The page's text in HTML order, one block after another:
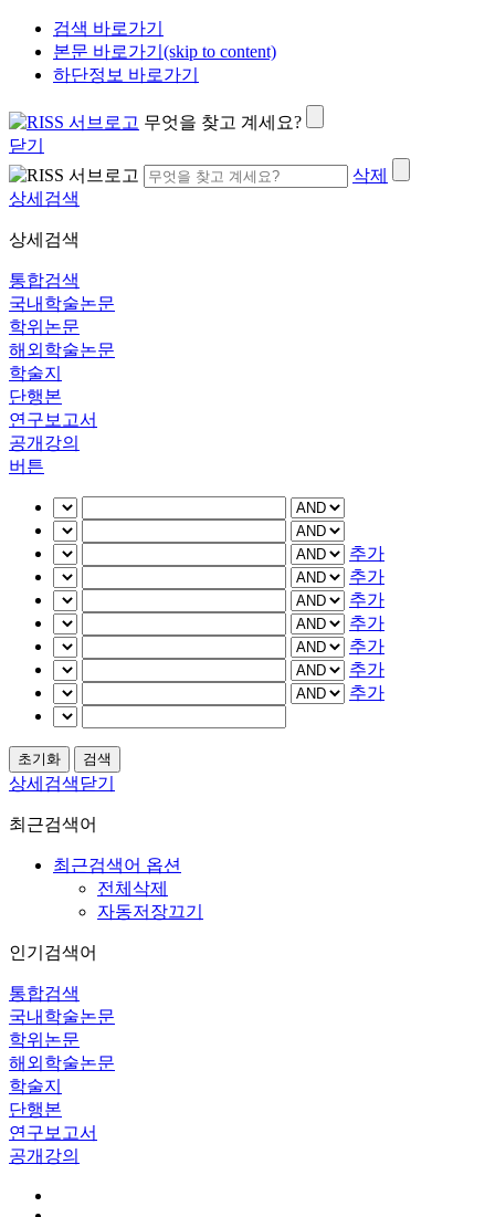
검색 바로가기
본문 바로가기(skip to content)
하단정보 바로가기
무엇을 찾고 계세요?
닫기
삭제
상세검색
상세검색
통합검색
국내학술논문
학위논문
해외학술논문
학술지
단행본
연구보고서
공개강의
버튼
추가
추가
추가
추가
추가
추가
추가
상세검색닫기
최근검색어
최근검색어 옵션
전체삭제
자동저장끄기
인기검색어
통합검색
국내학술논문
학위논문
해외학술논문
학술지
단행본
연구보고서
공개강의